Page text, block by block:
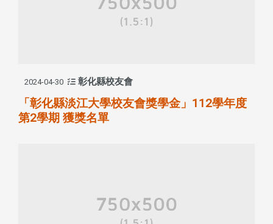
2024-04-30 彰化縣校友會
「彰化縣淡江大學校友會獎學金」112學年度
第2學期 獲獎名單